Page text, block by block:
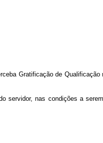
Gratificação de Qualificação
servidor, nas condições a